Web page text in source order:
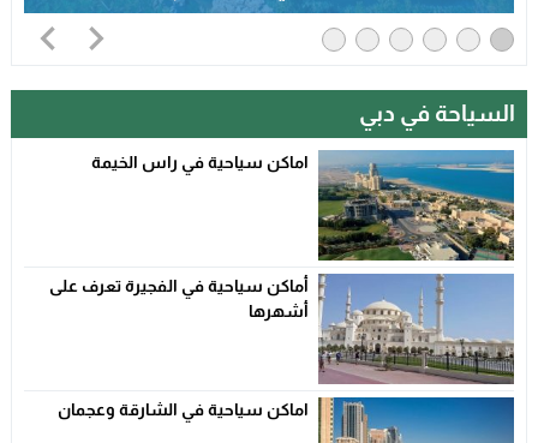
السياحة في دبي
اماكن سياحية في راس الخيمة
أماكن سياحية في الفجيرة تعرف على
أشهرها
اماكن سياحية في الشارقة وعجمان